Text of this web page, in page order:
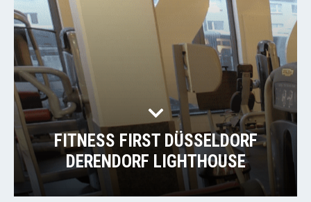
FITNESS FIRST DÜSSELDORF
DERENDORF LIGHTHOUSE